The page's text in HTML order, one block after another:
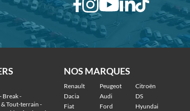
- Break -
& Tout-terrain -
NOS MARQUES
Renault Peugeot
Citroën
Dacia
Audi
DS
Fiat
Ford Hyundai